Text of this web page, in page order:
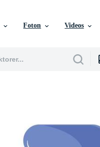
Foton Videos